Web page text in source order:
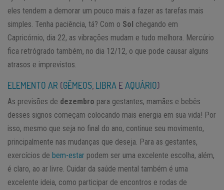
eles tendem a demorar um pouco mais a fazer as tarefas mais
simples. Tenha paciência, tá? Com o Sol chegando em
Capricórnio, dia 22, as vibrações mudam e tudo melhora. Mercúrio
fica retrógrado também, no dia 12/12, o que pode causar alguns
atrasos e imprevistos.
ELEMENTO AR (GÊMEOS, LIBRA EAQUÁRIO)
As previsões de dezembro para gestantes, mamães e bebês
desses signos começam colocando mais energia em sua vida! Por
isso, mesmo que seja no final do ano, continue seu movimento,
principalmente nas mudanças que deseja. Para as gestantes,
exercícios de bem-estar podem ser uma excelente escolha, além,
é claro, ao ar livre. Cuidar da saúde mental também é uma
excelente ideia, como participar de encontros e rodas de